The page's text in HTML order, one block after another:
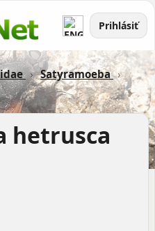
Prihlásiť
› Satyramoeba ›
hetrusca